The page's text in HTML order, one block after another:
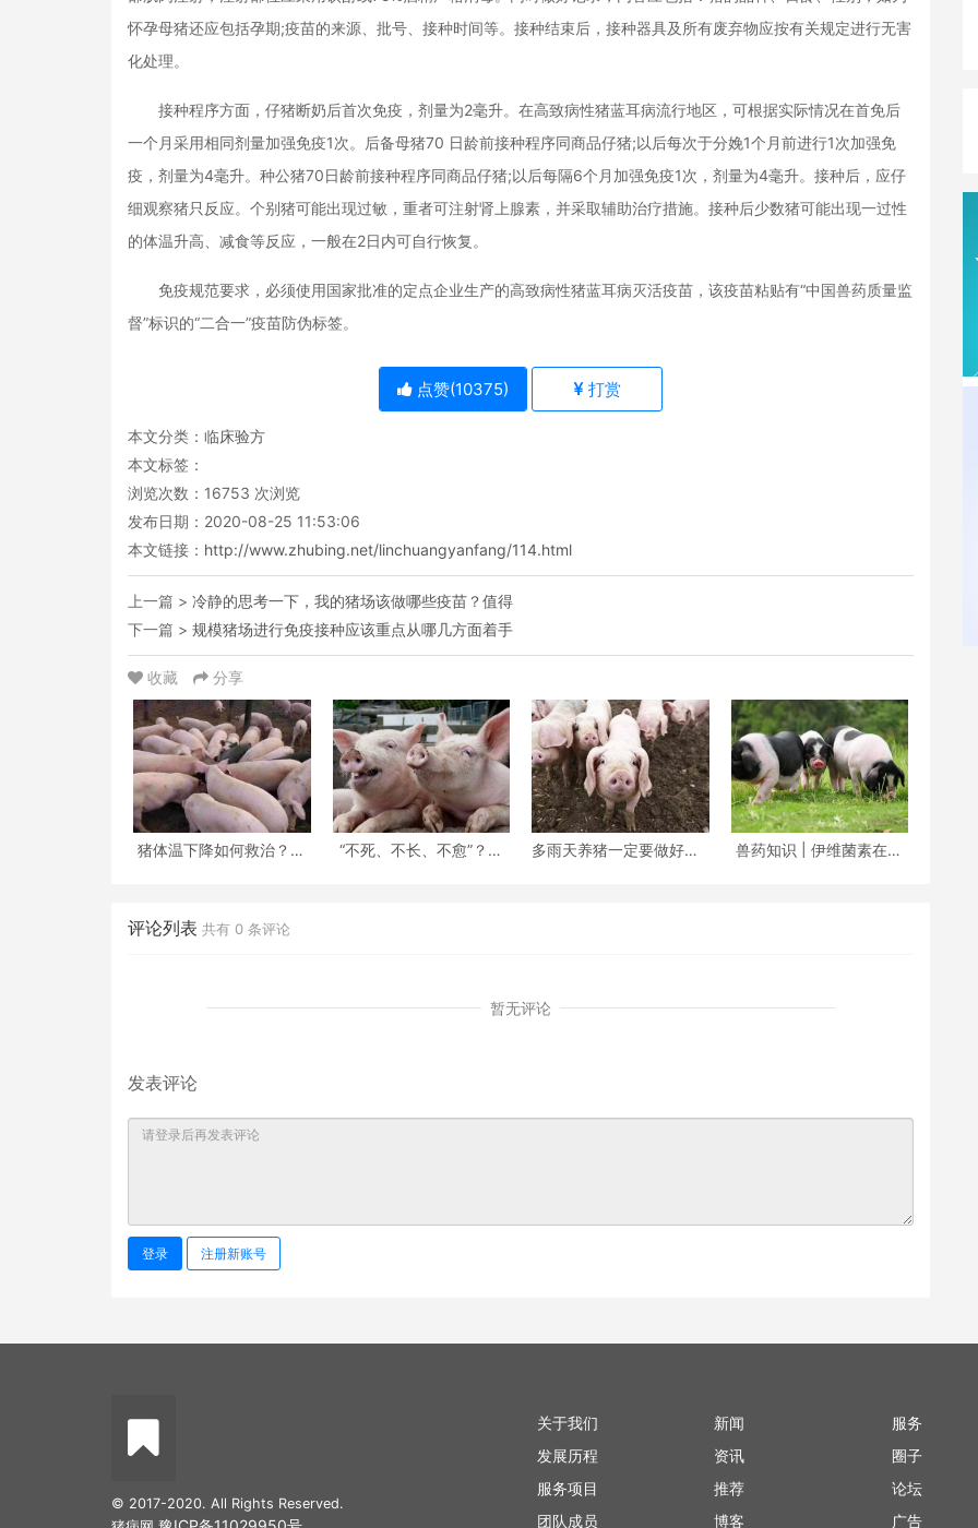
怀孕母猪还应包括孕期;疫苗的来源、批号、接种时间等。接种结束后，接种器具及所有废弃物应按有关规定进行无害
化处理。
接种程序方面，仔猪断奶后首次免疫，剂量为2毫升。在高致病性猪蓝耳病流行地区，可根据实际情况在首免后
一个月采用相同剂量加强免疫1次。后备母猪70 日龄前接种程序同商品仔猪;以后每次于分娩1个月前进行1次加强免
疫，剂量为4毫升。种公猪70日龄前接种程序同商品仔猪;以后每隔6个月加强免疫1次，剂量为4毫升。接种后，应仔
细观察猪只反应。个别猪可能出现过敏，重者可注射肾上腺素，并采取辅助治疗措施。接种后少数猪可能出现一过性
的体温升高、减食等反应，一般在2日内可自行恢复。
免疫规范要求，必须使用国家批准的定点企业生产的高致病性猪蓝耳病灭活疫苗，该疫苗粘贴有“中国兽药质量监
督”标识的“二合一”疫苗防伪标签。
点赞(10375) 打赏
本文分类： 临床验方
本文标签：
浏览次数： 16753 次浏览
发布日期：2020-08-25 11:53:06
本文链接： http://www.zhubing.net/linchuangyanfang/114.html
上一篇 > 冷静的思考一下，我的猪场该做哪些疫苗？值得
下一篇 > 规模猪场进行免疫接种应该重点从哪几方面着手
收藏 分享
猪体温下降如何救治？这
“不死、不长、不愈”？入
多雨天养猪一定要做好这7
兽药知识 | 伊维菌素在治
评论列表 共有 0 条评论
暂无评论
发表评论
登录 注册新账号
© 2017-2020. All Rights Reserved.
关于我们
发展历程
服务项目
团队成员
新闻
资讯
推荐
博客
服务
圈子
论坛
广告